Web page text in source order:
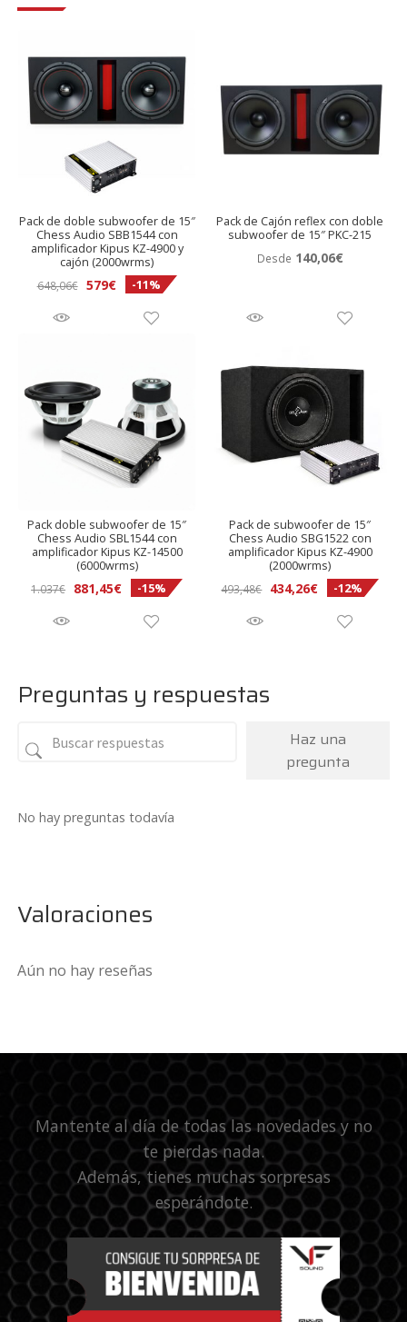
Pack de doble subwoofer de 15″
Chess Audio SBB1544 con
amplificador Kipus KZ-4900 y
cajón (2000wrms)
648,06€ El
579€El
actual
-11%
Pack de Cajón reflex con doble
subwoofer de 15″ PKC-215
Desde 140,06€
Pack doble subwoofer de 15″
Chess Audio SBL1544 con
amplificador Kipus KZ-14500
(6000wrms)
1.037€
El
original
881,45€El
actual
-15%
Pack de subwoofer de 15″
Chess Audio SBG1522 con
amplificador Kipus KZ-4900
(2000wrms)
493,48€ El
434,26€El
actual
-12%
Preguntas y respuestas
Haz una
pregunta
No hay preguntas todavía
Valoraciones
Aún no hay reseñas
Mantente al día de todas las novedades y no
te pierdas nada.
Además, tienes muchas sorpresas
esperándote.